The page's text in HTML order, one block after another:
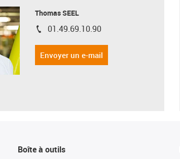
Thomas SEEL
igus-icon-phone
01.49.69.10.90
Envoyer un e-mail
Boîte à outils